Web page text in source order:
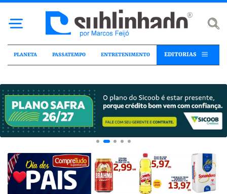
PLANETA PASSATEMPO ENTRETENIMENTO EDITORIAS